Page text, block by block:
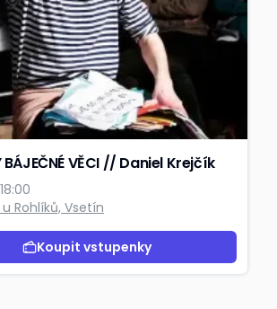
BÁJEČNÉ VĚCI // Daniel Krejčík
18:00
Rohlíků, Vsetín
Koupit vstupenky